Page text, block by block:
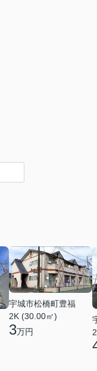
宇城市松橋町豊福
2K (30.00㎡)
3万円